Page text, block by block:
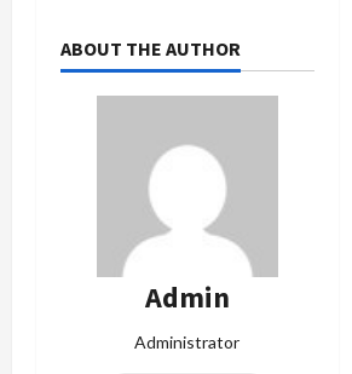
ABOUT THE AUTHOR
Admin
Administrator